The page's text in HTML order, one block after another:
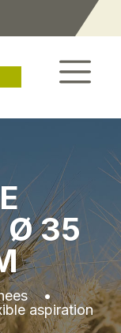
Ø 35
•
aspiration